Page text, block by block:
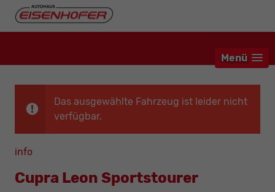
Menü
Das ausgewählte Fahrzeug ist leider nicht
verfügbar.
info
Cupra Leon Sportstourer